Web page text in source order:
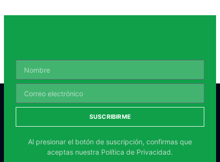
SUSCRIBIRME
Al presionar el botón de suscripción, confirmas que
aceptas nuestra Política de Privacidad.